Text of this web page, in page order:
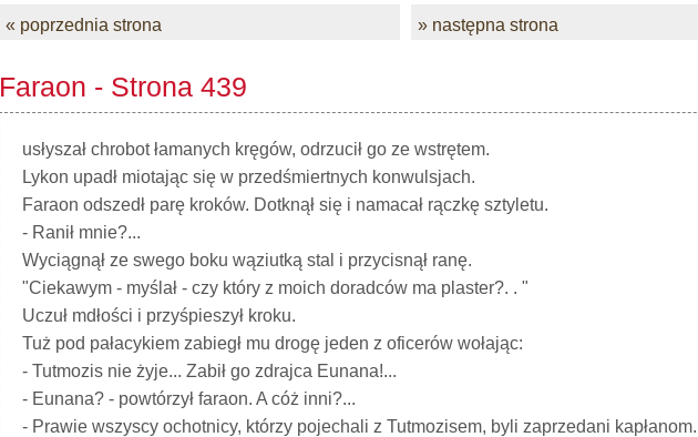
« poprzednia strona » następna strona
Faraon - Strona 439
usłyszał chrobot łamanych kręgów, odrzucił go ze wstrętem.
Lykon upadł miotając się w przedśmiertnych konwulsjach.
Faraon odszedł parę kroków. Dotknął się i namacał rączkę sztyletu.
- Ranił mnie?...
Wyciągnął ze swego boku wąziutką stal i przycisnął ranę.
"Ciekawym - myślał - czy który z moich doradców ma plaster?. . "
Uczuł mdłości i przyśpieszył kroku.
Tuż pod pałacykiem zabiegł mu drogę jeden z oficerów wołając:
- Tutmozis nie żyje... Zabił go zdrajca Eunana!...
- Eunana? - powtórzył faraon. A cóż inni?...
- Prawie wszyscy ochotnicy, którzy pojechali z Tutmozisem, byli zaprzedani kapłanom.